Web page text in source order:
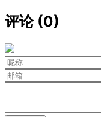
评论 (0)